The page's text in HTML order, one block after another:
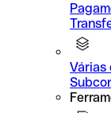
Várias